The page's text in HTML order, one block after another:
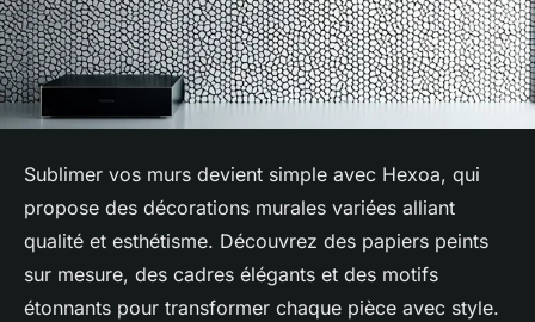
Sublimer vos murs devient simple avec Hexoa, qui
propose des décorations murales variées alliant
qualité et esthétisme. Découvrez des papiers peints
sur mesure, des cadres élégants et des motifs
étonnants pour transformer chaque pièce avec style.